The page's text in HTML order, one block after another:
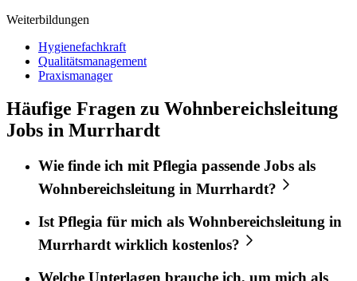
Weiterbildungen
Hygienefachkraft
Qualitätsmanagement
Praxismanager
Häufige Fragen zu Wohnbereichsleitung
Jobs in Murrhardt
Wie finde ich mitPflegia passende Jobs als
Wohnbereichsleitung in Murrhardt?
Ist Pflegia für mich als Wohnbereichsleitung in
Murrhardt wirklich kostenlos?
Welche Unterlagen brauche ich, um mich als